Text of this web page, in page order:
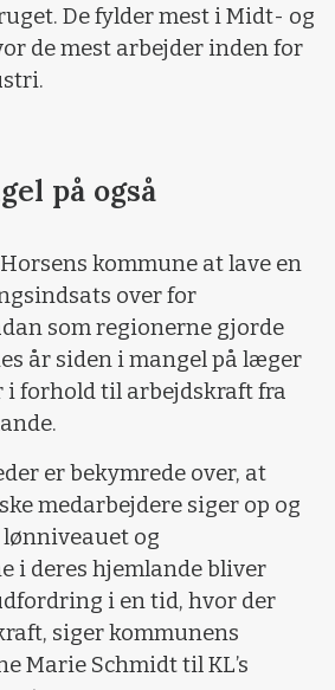
De fylder mest i Midt- og
de mest arbejder inden for
på også
kommune at lave en
over for
som regionerne gjorde
år siden i mangel på læger
i forhold til arbejdskraft fra
er bekymrede over, at
medarbejdere siger op og
og
i deres hjemlande bliver
i en tid, hvor der
siger kommunens
Marie Schmidt til KL’s